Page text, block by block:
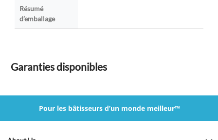
Résumé
d’emballage
Garanties disponibles
Pour les bâtisseurs d’un monde meilleur™